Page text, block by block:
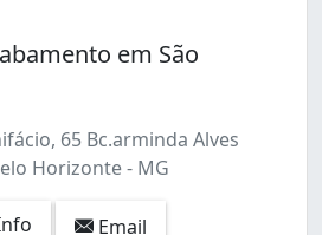
em São
65 Bc.arminda Alves
Horizonte - MG
Email